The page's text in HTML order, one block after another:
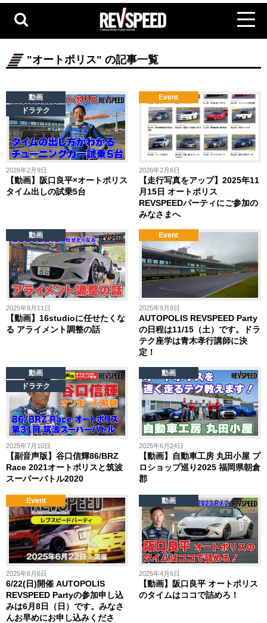
"オートポリス" の記事一覧
2026年2月9日
【動画】阪口良平×オートポリス
タイム出しの試乗5台
動画
ドラテク
2026年2月6日
【走行写真をアップ】2025年11
月15日 オートポリス
REVSPEEDパーティにご参加の
みなさまへ
Event
2025年9月11日
【動画】16studioに任せたくな
る アライメント調整の話
動画
2025年9月8日
AUTOPOLIS REVSPEED Party
の日程は11/15（土）です。ドラ
テク座学は青木孝行講師に決
定！
Event
2025年7月10日
【副音声版】谷口信輝86/BRZ
Race 2021オートポリスと筑波
スーパーバトル2020
動画
ドラテク
2025年6月24日
【動画】自動車工房 丸田小屋 プ
ロショップ巡り2025 福岡県朝倉
郡
動画
2025年6月6日
6/22(日)開催 AUTOPOLIS
REVSPEED Partyの参加申し込
みは6月8日（日）です。みなさ
んお早めにお申し込みくださ
Event
2025年4月6日
【動画】阪口良平 オートポリス
のタイムはココで詰めろ！
動画